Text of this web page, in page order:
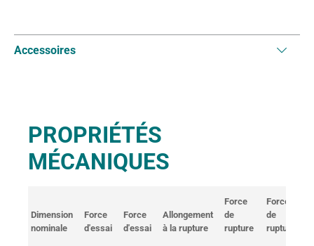
Accessoires
PROPRIÉTÉS
MÉCANIQUES
Dimension
nominale
Force
d'essai
Force
d'essai
Allongement
à la rupture
Force
de
rupture
Force
de
rupture